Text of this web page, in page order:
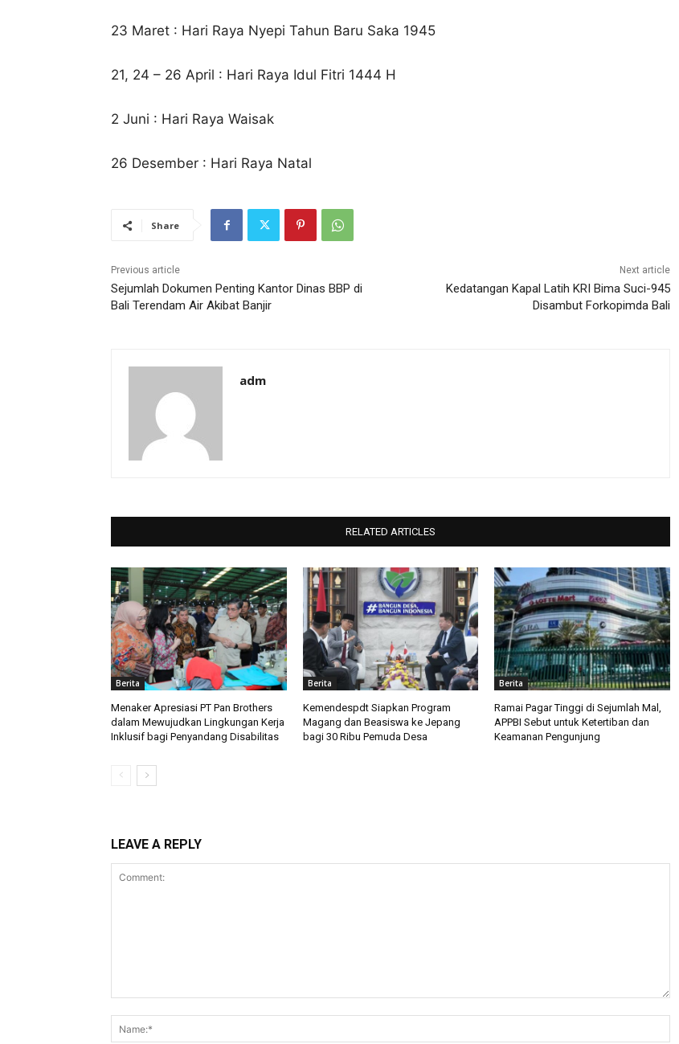
23 Maret : Hari Raya Nyepi Tahun Baru Saka 1945
21, 24 – 26 April : Hari Raya Idul Fitri 1444 H
2 Juni : Hari Raya Waisak
26 Desember : Hari Raya Natal
Share
Previous article
Sejumlah Dokumen Penting Kantor Dinas BBP di
Bali Terendam Air Akibat Banjir
Next article
Kedatangan Kapal Latih KRI Bima Suci-945
Disambut Forkopimda Bali
adm
RELATED ARTICLES
Berita
Menaker Apresiasi PT Pan Brothers
dalam Mewujudkan Lingkungan Kerja
Inklusif bagi Penyandang Disabilitas
Berita
Kemendespdt Siapkan Program
Magang dan Beasiswa ke Jepang
bagi 30 Ribu Pemuda Desa
Berita
Ramai Pagar Tinggi di Sejumlah Mal,
APPBI Sebut untuk Ketertiban dan
Keamanan Pengunjung
LEAVE A REPLY